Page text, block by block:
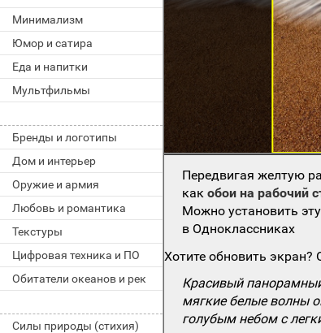
Минимализм
Юмор и сатира
Еда и напитки
Мультфильмы
Бренды и логотипы
Дом и интерьер
Оружие и армия
Любовь и романтика
Текстуры
Цифровая техника и ПО
Обитатели океанов и рек
Силы природы (стихия)
Передвигая желтую
какобои на рабочий
Можно установить
в Одноклассниках
Хотите обновить экран?
Красивый
мягкие белые волны
голубым небом с